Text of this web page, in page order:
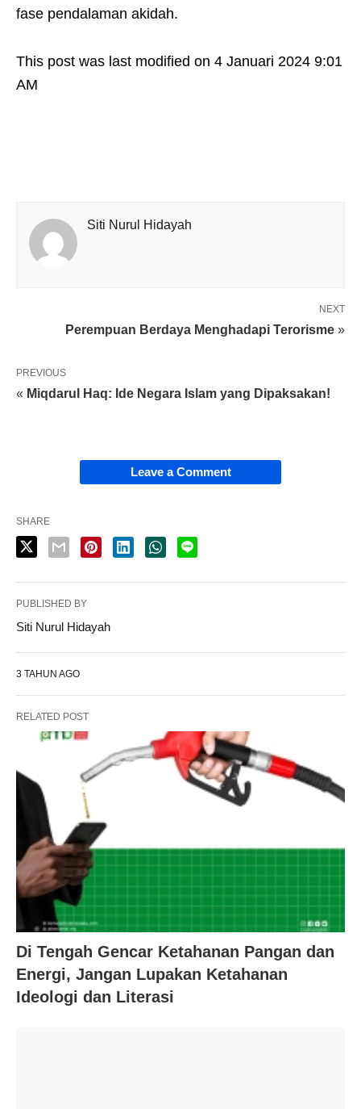
fase pendalaman akidah.
This post was last modified on 4 Januari 2024 9:01
AM
Siti Nurul Hidayah
NEXT
Perempuan Berdaya Menghadapi Terorisme »
PREVIOUS
« Miqdarul Haq: Ide Negara Islam yang Dipaksakan!
Leave a Comment
SHARE
PUBLISHED BY
Siti Nurul Hidayah
3 TAHUN AGO
RELATED POST
Di Tengah Gencar Ketahanan Pangan dan
Energi, Jangan Lupakan Ketahanan
Ideologi dan Literasi